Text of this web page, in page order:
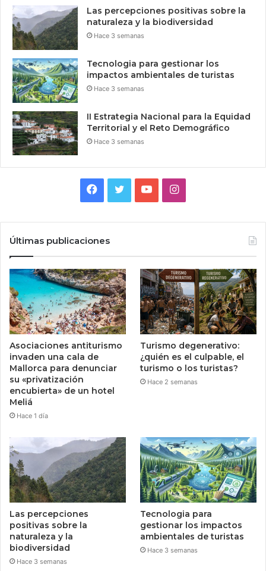
Las percepciones positivas sobre la
naturaleza y la biodiversidad
Hace 3 semanas
Tecnologia para gestionar los
impactos ambientales de turistas
Hace 3 semanas
II Estrategia Nacional para la Equidad
Territorial y el Reto Demográfico
Hace 3 semanas
Facebook
TwitterYouTubeInstagram
Últimas publicaciones
Asociaciones antiturismo
invaden una cala de
Mallorca para denunciar
su «privatización
encubierta» de un hotel
Meliá
Hace 1 día
Turismo degenerativo:
¿quién es el culpable, el
turismo o los turistas?
Hace 2 semanas
Las percepciones
positivas sobre la
naturaleza y la
biodiversidad
Hace 3 semanas
Tecnologia para
gestionar los impactos
ambientales de turistas
Hace 3 semanas